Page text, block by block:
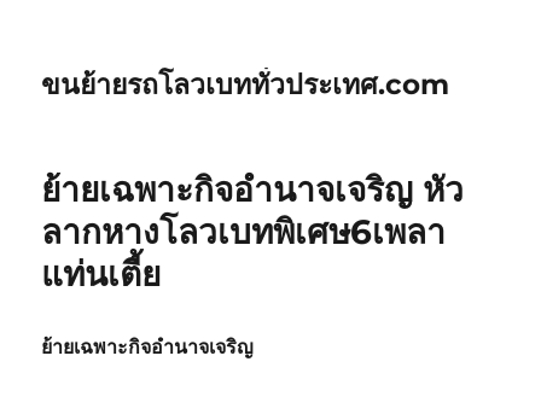
ขนย้ายรถโลวเบททั่วประเทศ.com
ย้ายเฉพาะกิจอำนาจเจริญ หัว
ลากหางโลวเบทพิเศษ6เพลา
แท่นเตี้ย
ย้ายเฉพาะกิจอำนาจเจริญ